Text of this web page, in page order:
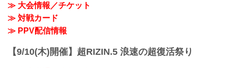
≫ 大会情報／チケット
≫ 対戦カード
≫ PPV配信情報
【9/10(木)開催】超RIZIN.5 浪速の超復活祭り